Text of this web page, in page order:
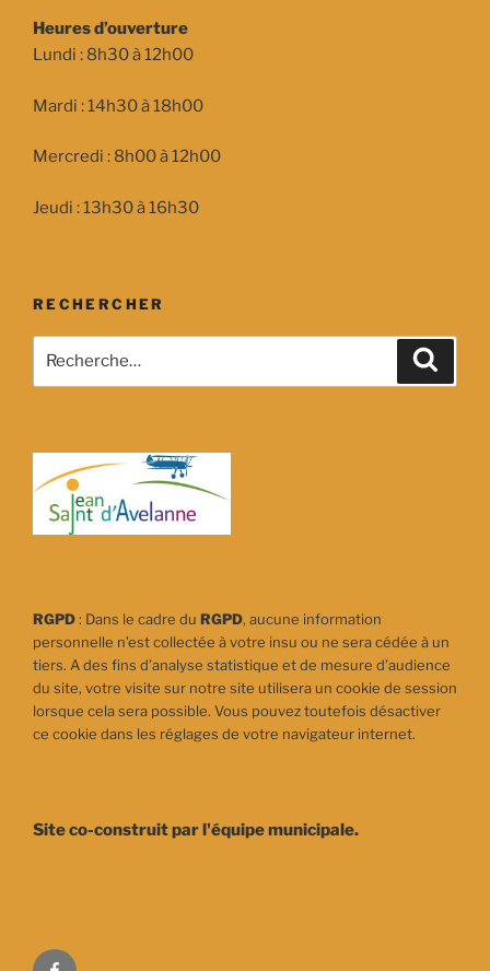
Heures d’ouverture
Lundi : 8h30 à 12h00
Mardi : 14h30 à 18h00
Mercredi : 8h00 à 12h00
Jeudi : 13h30 à 16h30
RECHERCHER
pour
RGPD: Dans le cadre du RGPD, aucune information
personnelle n’est collectée à votre insu ou ne sera cédée à un
tiers. A des fins d’analyse statistique et de mesure d’audience
du site, votre visite sur notre site utilisera un cookie de session
lorsque cela sera possible. Vous pouvez toutefois désactiver
ce cookie dans les réglages de votre navigateur internet.
Site co-construit par l'équipe municipale.
Facebook